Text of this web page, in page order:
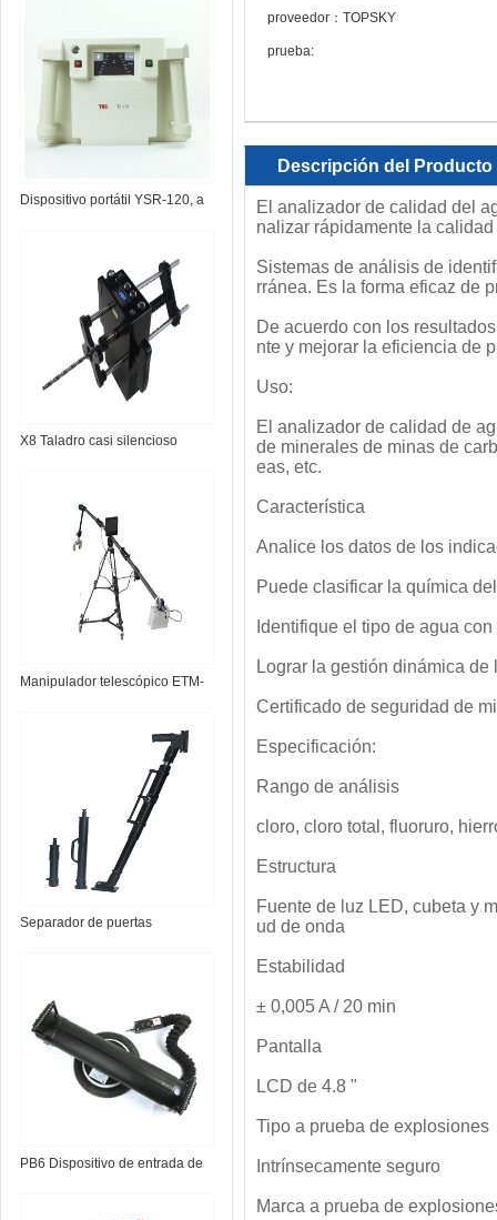
Dispositivo portátil YSR-120, a
X8 Taladro casi silencioso
Manipulador telescópico ETM-
Separador de puertas
PB6 Dispositivo de entrada de
proveedor：TOPSKY
prueba:
Descripción del Producto
El analizador de calidad del
nalizar rápidamente la
Sistemas de análisis de
rránea. Es la forma eficaz de
De acuerdo con los
nte y mejorar la eficiencia de
Uso:
El analizador de calidad de
de minerales de minas de
eas, etc.
Característica
Analice los datos de los
Puede clasificar la química
Identifique el tipo de agua
Lograr la gestión dinámica
Certificado de seguridad de
Especificación:
Rango de análisis
cloro, cloro total, fluoruro,
Estructura
Fuente de luz LED, cubeta y
ud de onda
Estabilidad
± 0,005 A / 20 min
Pantalla
LCD de 4.8 "
Tipo a prueba de explosiones
Intrínsecamente seguro
Marca a prueba de